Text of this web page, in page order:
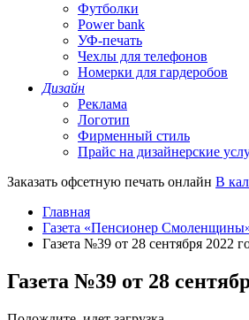
Футболки
Power bank
УФ-печать
Чехлы для телефонов
Номерки для гардеробов
Дизайн
Реклама
Логотип
Фирменный стиль
Прайс на дизайнерские
Заказать офсетную печать онлайн В
Главная
Газета «Пенсионер
Газета №39 от 28 сентября 2022
Газета №39 от 28